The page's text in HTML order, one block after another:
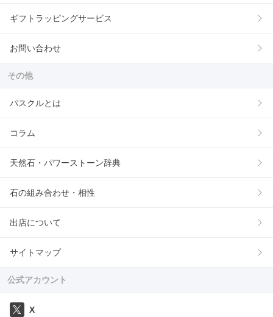
ギフトラッピングサービス
お問い合わせ
その他
パスクルとは
コラム
天然石・パワーストーン辞典
石の組み合わせ・相性
出店について
サイトマップ
公式アカウント
X